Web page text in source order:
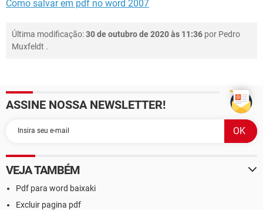
Como salvar em pdf no word 2007
Última modificação:30 de outubro de 2020 às 11:36 por Pedro
Muxfeldt .
ASSINE NOSSA NEWSLETTER!
VEJA TAMBÉM
Pdf para word baixaki
Excluir pagina pdf